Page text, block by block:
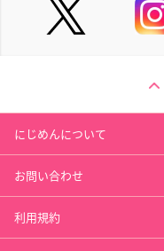
にじめんについて
お問い合わせ
利用規約